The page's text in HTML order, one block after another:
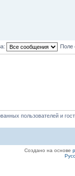
Поле
пользователей и
Создано на основе